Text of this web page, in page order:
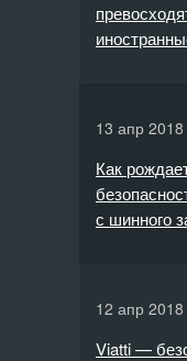
13 апр 2018
Как
с шинного
12 апр 2018
Viatti —